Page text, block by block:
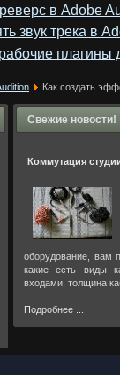
в Adobe
звук трека в
рабочие
Как создать
Свежие новости!
Коммутация
оборудование, вам
какие есть виды
входами, толщина
Подробнее ...